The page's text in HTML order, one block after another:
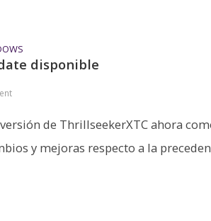
disponible
de ThrillseekerXTC ahora
y mejoras respecto a la